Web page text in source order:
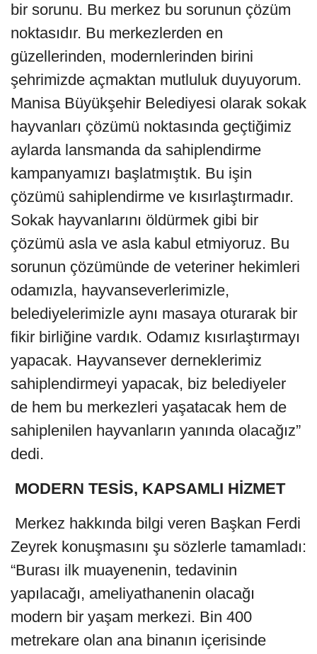
bir sorunu. Bu merkez bu sorunun çözüm
noktasıdır. Bu merkezlerden en
güzellerinden, modernlerinden birini
şehrimizde açmaktan mutluluk duyuyorum.
Manisa Büyükşehir Belediyesi olarak sokak
hayvanları çözümü noktasında geçtiğimiz
aylarda lansmanda da sahiplendirme
kampanyamızı başlatmıştık. Bu işin
çözümü sahiplendirme ve kısırlaştırmadır.
Sokak hayvanlarını öldürmek gibi bir
çözümü asla ve asla kabul etmiyoruz. Bu
sorunun çözümünde de veteriner hekimleri
odamızla, hayvanseverlerimizle,
belediyelerimizle aynı masaya oturarak bir
fikir birliğine vardık. Odamız kısırlaştırmayı
yapacak. Hayvansever derneklerimiz
sahiplendirmeyi yapacak, biz belediyeler
de hem bu merkezleri yaşatacak hem de
sahiplenilen hayvanların yanında olacağız”
dedi.
MODERN TESİS, KAPSAMLI HİZMET
Merkez hakkında bilgi veren Başkan Ferdi
Zeyrek konuşmasını şu sözlerle tamamladı:
“Burası ilk muayenenin, tedavinin
yapılacağı, ameliyathanenin olacağı
modern bir yaşam merkezi. Bin 400
metrekare olan ana binanın içerisinde